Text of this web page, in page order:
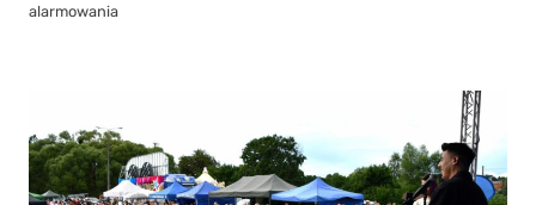
alarmowania